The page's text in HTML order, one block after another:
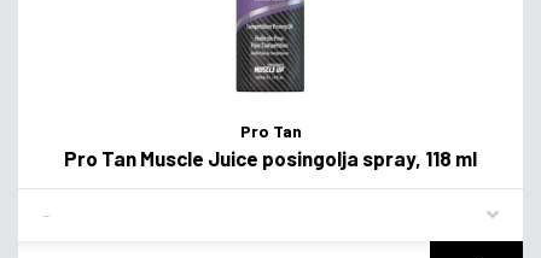
Pro Tan
Pro Tan Muscle Juice posingolja spray, 118 ml